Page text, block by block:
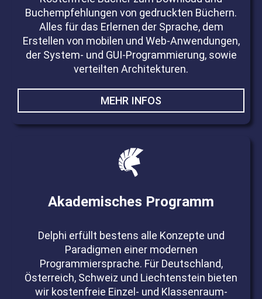
Buchempfehlungen von gedruckten Büchern.
Alles für das Erlernen der Sprache, dem
Erstellen von mobilen und Web-Anwendungen,
der System- und GUI-Programmierung, sowie
verteilten Architekturen.
MEHR INFOS
Akademisches Programm
Delphi erfüllt bestens alle Konzepte und
Paradigmen einer modernen
Programmiersprache. Für Deutschland,
Österreich, Schweiz und Liechtenstein bieten
wir kostenfreie Einzel- und Klassenraum-